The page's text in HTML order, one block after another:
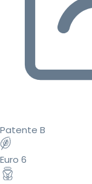
Patente B
Euro 6